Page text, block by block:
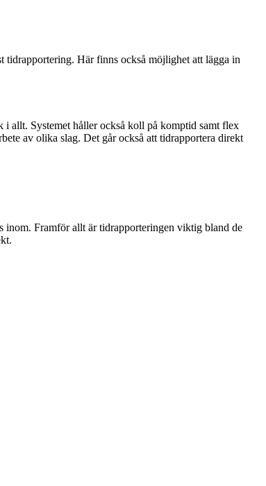
tidrapportering. Här finns också möjlighet att lägga in
i allt. Systemet håller också koll på komptid samt flex
av olika slag. Det går också att tidrapportera direkt
inom. Framför allt är tidrapporteringen viktig bland de